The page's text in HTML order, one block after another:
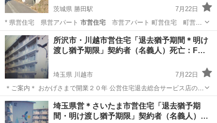
茨城県 勝田駅
7月22日
* 県営住宅 県営アパート 市営住宅市営アパート 町営住宅 町営ア
パ…
茨城 ひたちなか市 勝田駅 その他 買取
所沢市・川越市営住宅「退去猶予期間＊明け
渡し猶予期限」契約者（名義人）死亡：F…
埼玉県 川越市
7月22日
＊ご案内＊ おかげさまで開業２０年 公営住宅退去総合サービス店のＦ
ＲＳ本店です 川越・所沢市営団地退去時に義務付けられているお部屋
の 原状回復は当店へ お電話１本 年中無休を 詳しくは下記...
埼玉 川越市 リサイクルショップ 市営住宅
埼玉県営＊さいたま市営住宅「退去猶予期
間・明け渡し猶予期限」契約者（名義人）